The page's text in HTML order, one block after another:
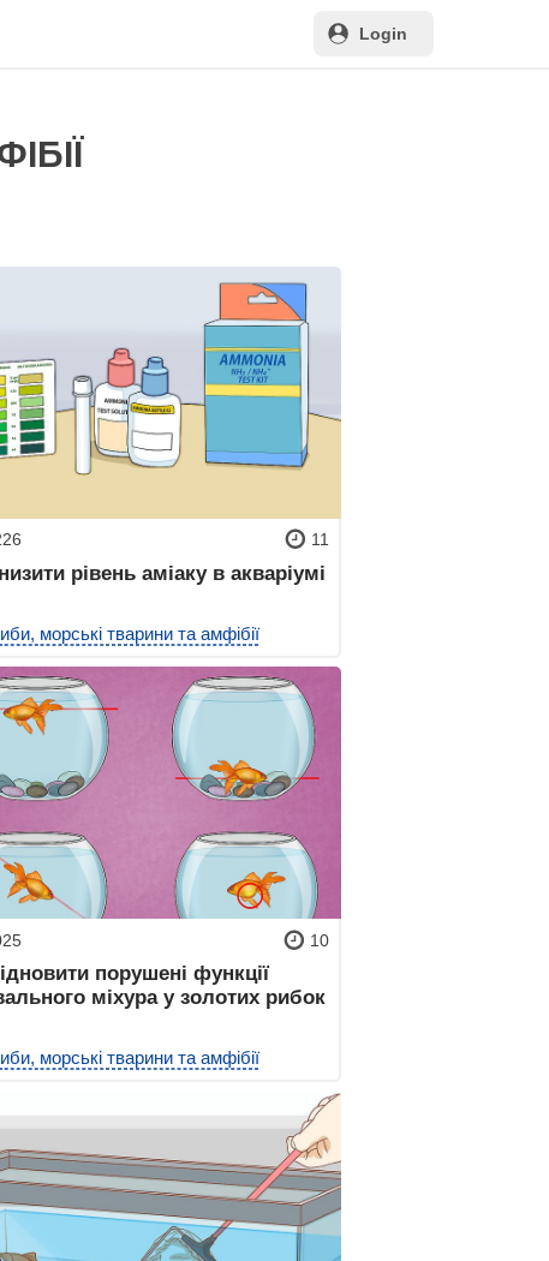
Login
11
рівень аміаку в акваріумі
морські тварини та амфібії
10
порушені функції
міхура у золотих рибок
морські тварини та амфібії